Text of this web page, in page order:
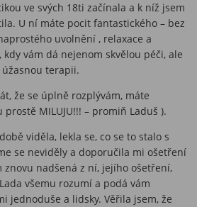
ve svých 18ti začínala a k níž jsem
U ní máte pocit fantastického – bez
uvolnění , relaxace a
vám dá nejenom skvělou péči, ale
úžasnou terapii.
že se úplně rozplývám, máte
MILUJU!!! – promiň Laduš ).
viděla, lekla se, co se to stalo s
se neviděly a doporučila mi ošetření
znovu nadšená z ní, jejího ošetření,
všemu rozumí a podá vám
jednoduše a lidsky. Věřila jsem, že